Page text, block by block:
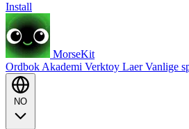
Install
MorseKit
Ordbok Akademi Verktoy LaerVanlige